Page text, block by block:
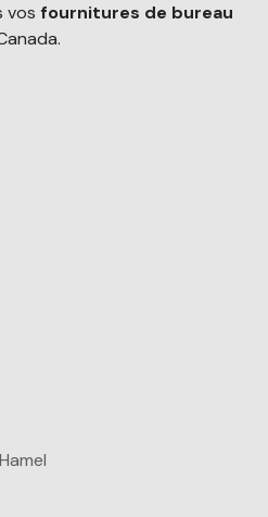
vos fournitures de bureau